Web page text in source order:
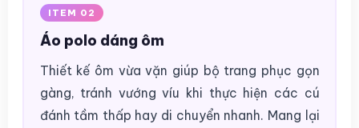
ITEM 02
Áo polo dáng ôm
Thiết kế ôm vừa vặn giúp bộ trang phục gọn
gàng, tránh vướng víu khi thực hiện các cú
đánh tầm thấp hay di chuyển nhanh. Mang lại